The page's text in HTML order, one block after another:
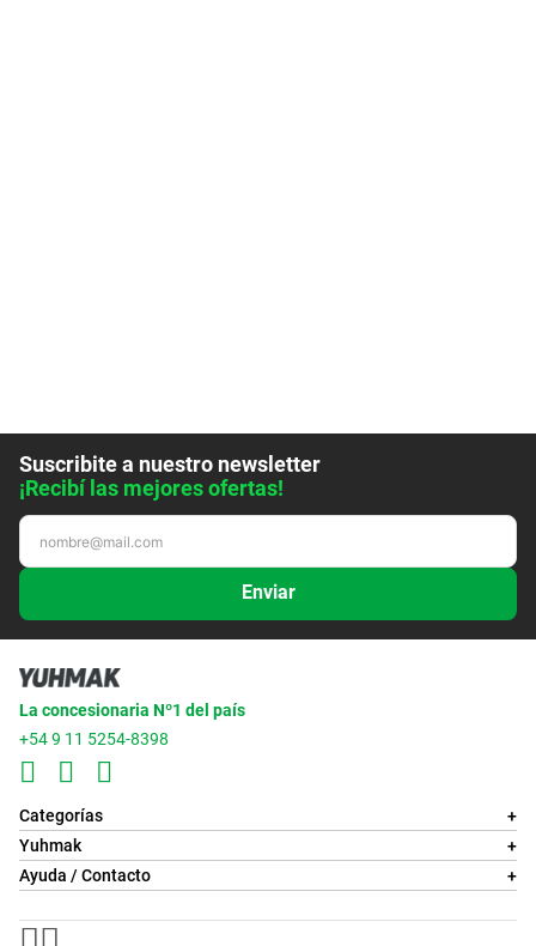
Suscribite a nuestro newsletter
¡Recibí las mejores ofertas!
Enviar
La concesionaria Nº1 del país
+54 9 11 5254-8398
Categorías
+
Yuhmak
+
Ayuda / Contacto
+